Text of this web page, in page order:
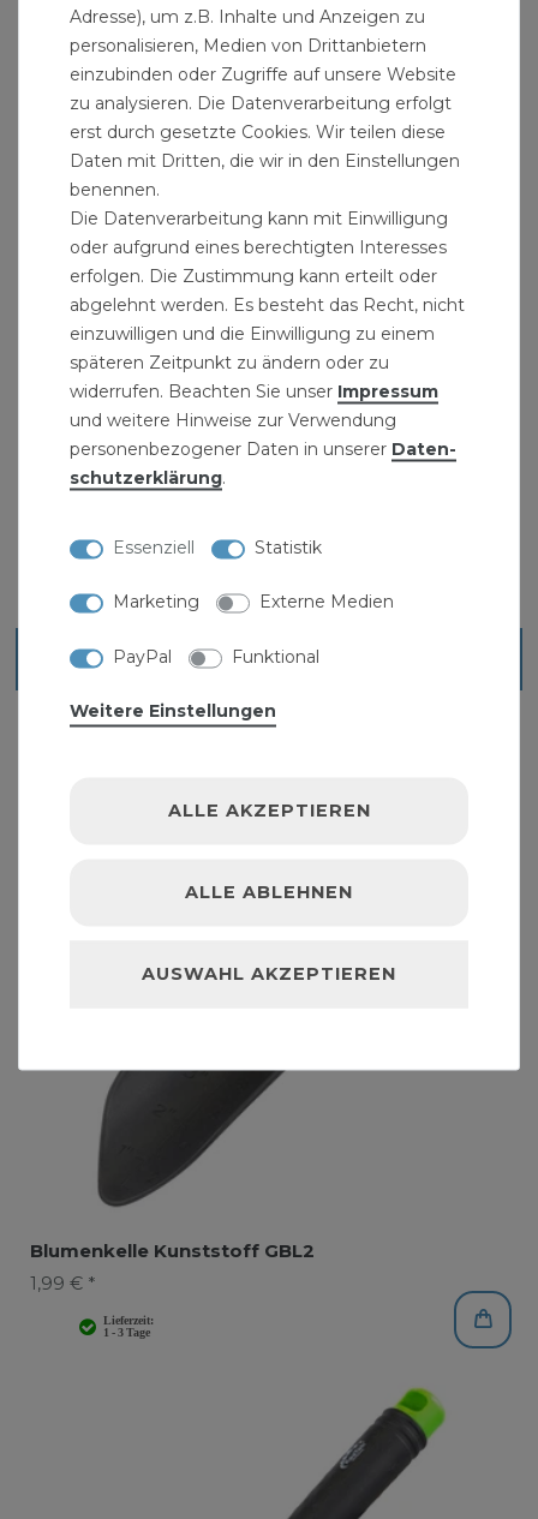
Stahl Gärtnerspaten Spitz EGS1
Blick ins Sortiment
Blumenkelle Kunststoff GBL2
1,99 € *
Adresse), um z.B. Inhalte und Anzeigen zu
personalisieren, Medien von Drittanbietern
einzubinden oder Zugriffe auf unsere Website
zu analysieren. Die Datenverarbeitung erfolgt
erst durch gesetzte Cookies. Wir teilen diese
Daten mit Dritten, die wir in den Einstellungen
benennen.
Die Datenverarbeitung kann mit Einwilligung
oder aufgrund eines berechtigten Interesses
erfolgen. Die Zustimmung kann erteilt oder
abgelehnt werden. Es besteht das Recht, nicht
einzuwilligen und die Einwilligung zu einem
späteren Zeitpunkt zu ändern oder zu
widerrufen. Beachten Sie unser Impressum
und weitere Hinweise zur Verwendung
personenbezogener Daten in unserer Daten­
schutz­erklärung.
Essenziell Statistik
Marketing Externe Medien
PayPal Funktional
Weitere Einstellungen
ALLE AKZEPTIEREN
ALLE ABLEHNEN
AUSWAHL AKZEPTIEREN